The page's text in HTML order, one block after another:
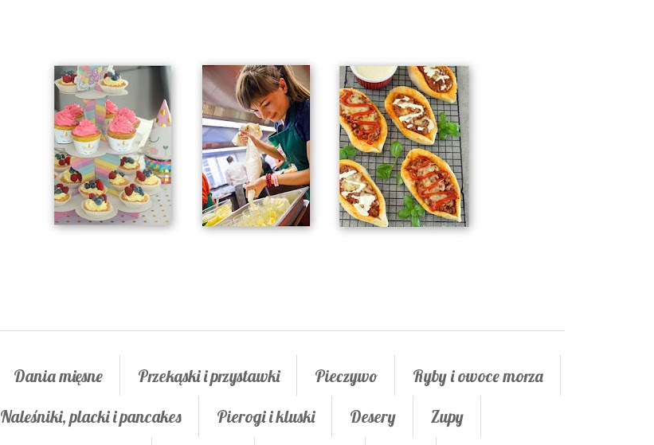
Dania mięsne Przekąski i przystawki Pieczywo
Ryby i owoce morza
Naleśniki, placki i pancakes Pierogi i kluski Desery
Zupy